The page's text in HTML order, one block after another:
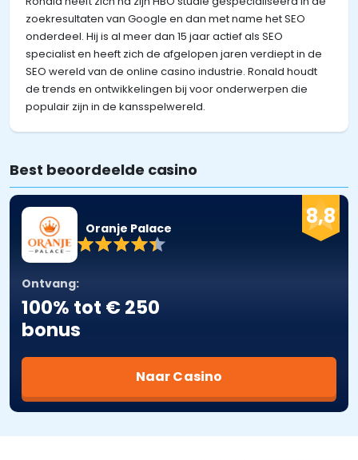
zoekresultaten van Google en dan met name het SEO
onderdeel. Hij is al meer dan 15 jaar actief als SEO
specialist en heeft zich de afgelopen jaren verdiept in de
SEO wereld van de online casino industrie. Ronald houdt
de trends en ontwikkelingen bij voor onderwerpen die
populair zijn in de kansspelwereld.
Best beoordeelde casino
8,8
Oranje Palace
Ontvang:
100% tot € 250
bonus
Naar Casino